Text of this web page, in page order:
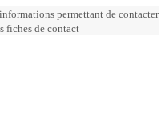
permettant de contacter
fiches de contact